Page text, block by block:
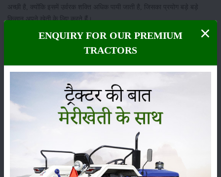
अच्छी है, क्योंकि इसमें उर्वरक शक्ति अधिक पायी जाती है, जिसका प्रयोग बड़े बड़े
किसान अपने खेती के लिए करते हैं।
कीटनाशक पशुपालन
ENQUIRY FOR OUR PREMIUM
TRACTORS